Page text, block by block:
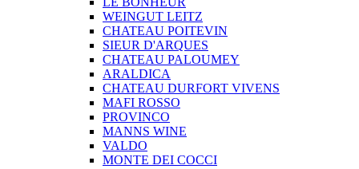
WEINGUT LEITZ
CHATEAU POITEVIN
SIEUR D'ARQUES
CHATEAU PALOUMEY
ARALDICA
CHATEAU DURFORT VIVENS
MAFI ROSSO
PROVINCO
MANNS WINE
VALDO
MONTE DEI COCCI